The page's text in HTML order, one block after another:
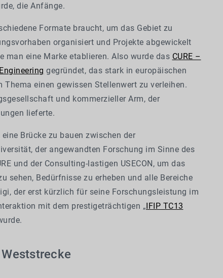
die Anfänge.
Formate braucht, um das Gebiet zu
organisiert und Projekte abgewickelt
man eine Marke etablieren. Also wurde das CURE –
gegründet, das stark in europäischen
Thema einen gewissen Stellenwert zu verleihen.
und kommerzieller Arm, der
lieferte.
Brücke zu bauen zwischen der
der angewandten Forschung im Sinne des
und der Consulting-lastigen USECON, um das
sehen, Bedürfnisse zu erheben und alle Bereiche
der erst kürzlich für seine Forschungsleistung im
mit dem prestigeträchtigen „IFIP TC13